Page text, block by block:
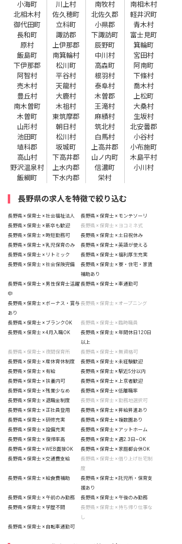
小海町
川上村 南牧村
南相木村
北相木村
佐久穂町 北佐久郡
軽井沢町
御代田町
立科町 小県郡
青木村
長和町
諏訪郡 下諏訪町
富士見町
原村
上伊那郡 辰野町
箕輪町
飯島町
南箕輪村 中川村
宮田村
下伊那郡
松川町 高森町
阿南町
阿智村
平谷村 根羽村
下條村
売木村
天龍村 泰阜村
喬木村
豊丘村
大鹿村 木曽郡
上松町
南木曽町
木祖村 王滝村
大桑村
木曽町
東筑摩郡 麻績村
生坂村
山形村
朝日村 筑北村
北安曇郡
池田町
松川村 白馬村
小谷村
埴科郡
坂城町 上高井郡
小布施町
高山村
下高井郡 山ノ内町
木島平村
野沢温泉村
上水内郡 信濃町
小川村
飯綱町
下水内郡 栄村
長野県の求人を特徴で絞り込む
長野県 × 保育士 × 社会福祉法人
長野県 × 保育士 × モンテソーリ
長野県 × 保育士 × 新卒も歓迎
長野県 × 保育士 × ヨコミネ式
長野県 × 保育士 × 時短勤務可
長野県 × 保育士 × 土日祝休み
長野県 × 保育士 × 乳児保育のみ
長野県 × 保育士 × 英語が使える
長野県 × 保育士 × リトミック
長野県 × 保育士 × 福利厚生充実
長野県 × 保育士 × 社会保険完備
長野県 × 保育士 × 寮・住宅・家賃
補助あり
長野県 × 保育士 × 男性保育士活躍
中
長野県 × 保育士 × 車通勤可
長野県 × 保育士 × ボーナス・賞与
あり
長野県 × 保育士 × オープニング
長野県 × 保育士 × ブランクOK
長野県 × 保育士 × 臨時職員
長野県 × 保育士 × 4月入職OK
長野県 × 保育士 × 年間休日120日
以上
長野県 × 保育士 × 夜間保育所
長野県 × 保育士 × 無資格可
長野県 × 保育士 × 産休育休制度
長野県 × 保育士 × 未経験歓迎
長野県 × 保育士 × 有給
長野県 × 保育士 × 駅近5分以内
長野県 × 保育士 × 扶養内可
長野県 × 保育士 × 上京者歓迎
長野県 × 保育士 × 残業少なめ
長野県 × 保育士 × 低離職率
長野県 × 保育士 × 退職金制度
長野県 × 保育士 × 勤務地選択可
長野県 × 保育士 × 正社員登用
長野県 × 保育士 × 昇給昇進あり
長野県 × 保育士 × 研修充実
長野県 × 保育士 × 複数園あり
長野県 × 保育士 × 設備充実
長野県 × 保育士 × アットホーム
長野県 × 保育士 × 復帰率高
長野県 × 保育士 × 週2.3日~OK
長野県 × 保育士 × WEB面接OK
長野県 × 保育士 × 家庭都合休OK
長野県 × 保育士 × 交通費支給
長野県 × 保育士 × 借り上げ社宅制
度
長野県 × 保育士 × 給食費補助
長野県 × 保育士 × 託児所・保育支
援あり
長野県 × 保育士 × 午前のみ勤務
長野県 × 保育士 × 午後のみ勤務
長野県 × 保育士 × 学歴不問
長野県 × 保育士 × 持ち帰り仕事な
し
長野県 × 保育士 × 自転車通勤可